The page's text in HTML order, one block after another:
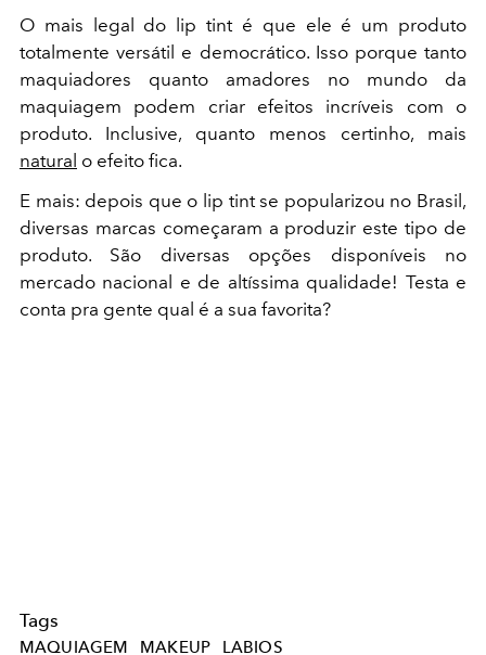
O mais legal do lip tint é que ele é um produto
totalmente versátil e democrático. Isso porque tanto
maquiadores quanto amadores no mundo da
maquiagem podem criar efeitos incríveis com o
produto. Inclusive, quanto menos certinho, mais
natural o efeito fica.
E mais: depois que o lip tint se popularizou no Brasil,
diversas marcas começaram a produzir este tipo de
produto. São diversas opções disponíveis no
mercado nacional e de altíssima qualidade! Testa e
conta pra gente qual é a sua favorita?
Tags
MAQUIAGEM MAKEUP LABIOS